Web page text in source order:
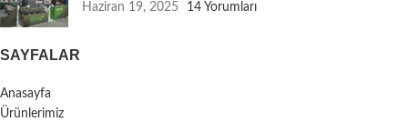
Haziran 19, 2025 14 Yorumları
SAYFALAR
Anasayfa
Ürünlerimiz